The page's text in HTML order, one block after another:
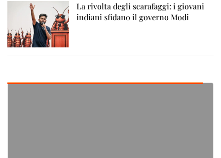
La rivolta degli scarafaggi: i giovani
indiani sfidano il governo Modi